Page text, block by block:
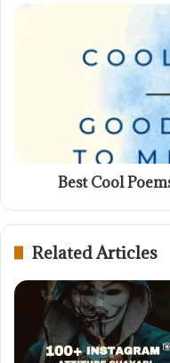
Best Cool
Related Articles